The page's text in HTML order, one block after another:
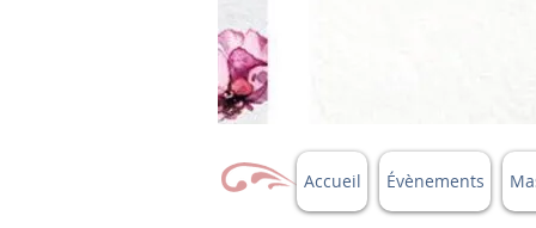
Accueil Évènements